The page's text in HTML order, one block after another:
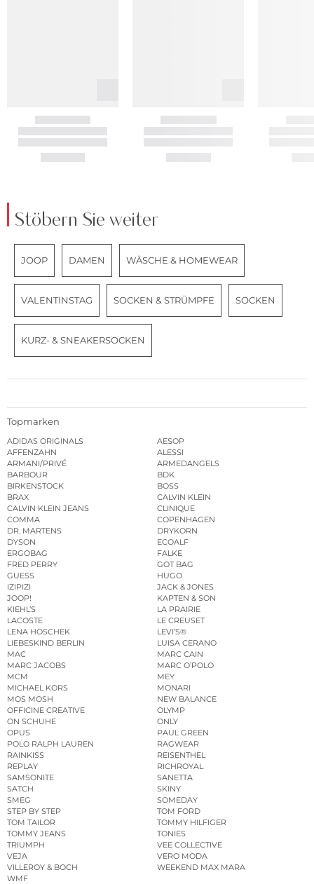
Stöbern Sie weiter
JOOP DAMEN WÄSCHE & HOMEWEAR
VALENTINSTAG SOCKEN & STRÜMPFE SOCKEN
KURZ- & SNEAKERSOCKEN
Topmarken
ADIDAS ORIGINALS
AESOP
AFFENZAHN
ALESSI
ARMANI/PRIVÉ
ARMEDANGELS
BARBOUR
BDK
BIRKENSTOCK
BOSS
BRAX
CALVIN KLEIN
CALVIN KLEIN JEANS
CLINIQUE
COMMA
COPENHAGEN
DR. MARTENS
DRYKORN
DYSON
ECOALF
ERGOBAG
FALKE
FRED PERRY
GOT BAG
GUESS
HUGO
IZIPIZI
JACK & JONES
JOOP!
KAPTEN & SON
KIEHL’S
LA PRAIRIE
LACOSTE
LE CREUSET
LENA HOSCHEK
LEVI’S®
LIEBESKIND BERLIN
LUISA CERANO
MAC
MARC CAIN
MARC JACOBS
MARC O’POLO
MCM
MEY
MICHAEL KORS
MONARI
MOS MOSH
NEW BALANCE
OFFICINE CREATIVE
OLYMP
ON SCHUHE
ONLY
OPUS
PAUL GREEN
POLO RALPH LAUREN
RAGWEAR
RAINKISS
REISENTHEL
REPLAY
RICHROYAL
SAMSONITE
SANETTA
SATCH
SKINY
SMEG
SOMEDAY
STEP BY STEP
TOM FORD
TOM TAILOR
TOMMY HILFIGER
TOMMY JEANS
TONIES
TRIUMPH
VEE COLLECTIVE
VEJA
VERO MODA
VILLEROY & BOCH
WEEKEND MAX MARA
WMF